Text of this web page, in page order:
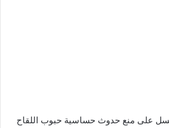
على منع حدوث حساسية حبوب اللقاح